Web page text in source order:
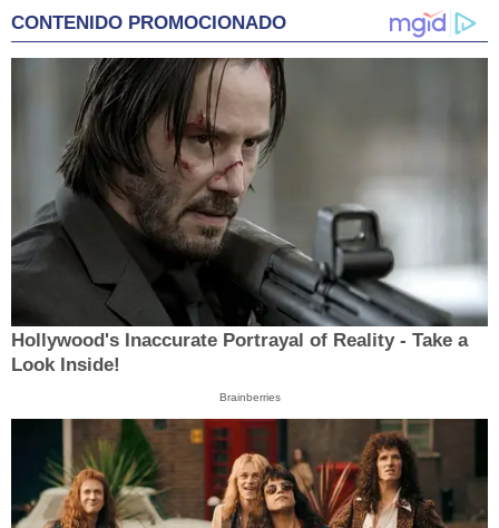
CONTENIDO PROMOCIONADO
Hollywood's Inaccurate Portrayal of Reality - Take a
Look Inside!
Brainberries